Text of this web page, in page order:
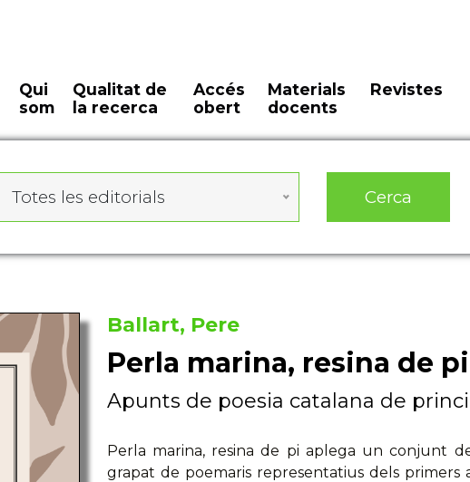
Qui
som
Qualitat de
la recerca
Accés
obert
Materials
docents
Revistes
Totes les editorials Cerca
Ballart, Pere
Perla marina, resina de pi
Apunts de poesia catalana de
Perla marina, resina de pi aplega un conjunt
grapat de poemaris representatius dels primers